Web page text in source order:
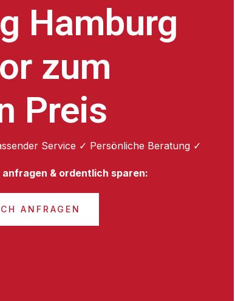
Hamburg
zum
Preis
Service ✓ Persönliche Beratung ✓
& ordentlich sparen:
ANFRAGEN